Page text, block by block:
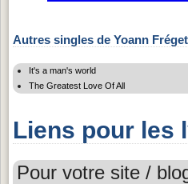
Autres singles de Yoann Fréget
It's a man's world
The Greatest Love Of All
Liens pour les
Pour votre site /